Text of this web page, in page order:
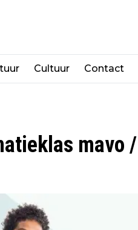
Cultuur Contact
mavo /